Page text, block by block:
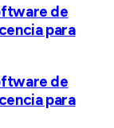
de
para
de
para